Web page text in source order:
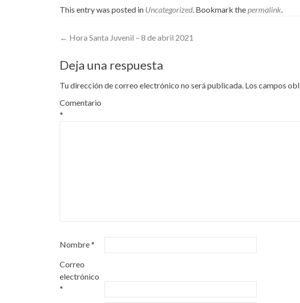
This entry was posted in Uncategorized. Bookmark thepermalink.
Post
navigation
← Hora Santa Juvenil – 8 de abril 2021
Deja una respuesta
Tu dirección de correo electrónico no será publicada. Los campos
Comentario
*
Nombre*
Correo
electrónico
*